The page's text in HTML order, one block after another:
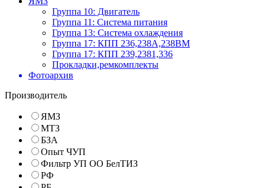
Группа 10: Двигатель
Группа 11: Система питания
Группа 13: Система охлаждения
Группа 17: КПП 236,238А,238ВМ
Группа 17: КПП 239,2381,336
Прокладки,ремкомплекты
Фотоархив
Производитель
ЯМЗ
МТЗ
БЗА
Опыт ЧУП
Фильтр УП ОО БелТИЗ
РФ